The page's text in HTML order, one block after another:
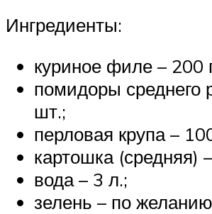
Ингредиенты:
куриное филе – 200
помидоры среднего
шт.;
перловая крупа –
картошка (средняя)
вода – 3 л.;
зелень – по